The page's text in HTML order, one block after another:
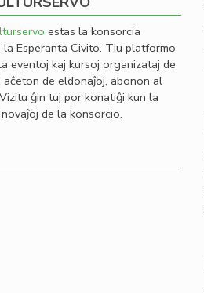
estas la konsorcia
la Esperanta Civito. Tiu platformo
eventoj kaj kursoj organizataj de
de eldonaĵoj, abonon al
ĝin tuj por konatiĝi kun la
de la konsorcio.